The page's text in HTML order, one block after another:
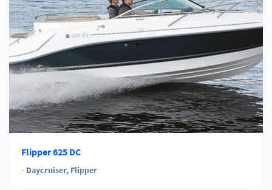
Flipper 625 DC
- Daycruiser, Flipper